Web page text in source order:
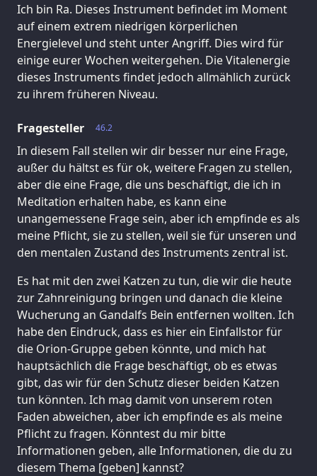
Ich bin Ra. Dieses Instrument befindet im Moment
auf einem extrem niedrigen körperlichen
Energielevel und steht unter Angriff. Dies wird für
einige eurer Wochen weitergehen. Die Vitalenergie
dieses Instruments findet jedoch allmählich zurück
zu ihrem früheren Niveau.
46.2
Fragesteller
In diesem Fall stellen wir dir besser nur eine Frage,
außer du hältst es für ok, weitere Fragen zu stellen,
aber die eine Frage, die uns beschäftigt, die ich in
Meditation erhalten habe, es kann eine
unangemessene Frage sein, aber ich empfinde es als
meine Pflicht, sie zu stellen, weil sie für unseren und
den mentalen Zustand des Instruments zentral ist.
Es hat mit den zwei Katzen zu tun, die wir die heute
zur Zahnreinigung bringen und danach die kleine
Wucherung an Gandalfs Bein entfernen wollten. Ich
habe den Eindruck, dass es hier ein Einfallstor für
die Orion-Gruppe geben könnte, und mich hat
hauptsächlich die Frage beschäftigt, ob es etwas
gibt, das wir für den Schutz dieser beiden Katzen
tun könnten. Ich mag damit von unserem roten
Faden abweichen, aber ich empfinde es als meine
Pflicht zu fragen. Könntest du mir bitte
Informationen geben, alle Informationen, die du zu
diesem Thema [geben] kannst?